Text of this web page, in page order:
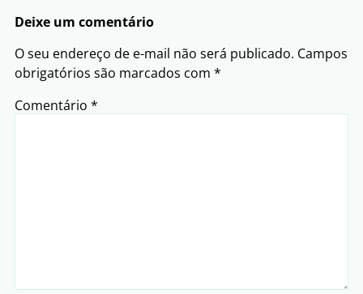
Deixe um comentário
O seu endereço de e-mail não será publicado. Campos
obrigatórios são marcados com *
Comentário *